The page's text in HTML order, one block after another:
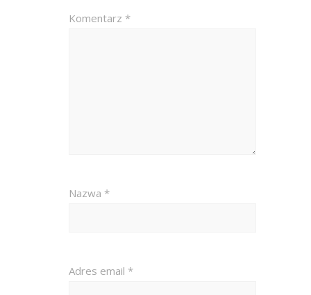
Komentarz *
Nazwa *
Adres email *